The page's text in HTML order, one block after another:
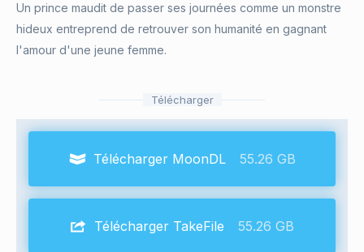
Un prince maudit de passer ses journées comme un monstre
hideux entreprend de retrouver son humanité en gagnant
l'amour d'une jeune femme.
Télécharger
Télécharger MoonDL 55.26 GB
Télécharger TakeFile 55.26 GB